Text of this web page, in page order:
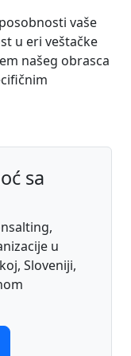
vaše
u eri veštačke
našeg obrasca
sa
u
Sloveniji,